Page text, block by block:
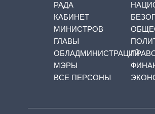
РАДА
КАБИНЕТ
МИНИСТРОВ
ГЛАВЫ
ОБЛАДМИНИСТРАЦИЙ
МЭРЫ
ВСЕ ПЕРСОНЫ